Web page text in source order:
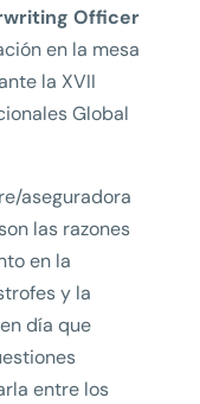
Officer
en la mesa
la XVII
Global
aseguradora
las razones
en la
y la
día que
entre los